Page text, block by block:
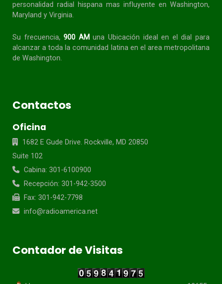
personalidad radial
hispana mas influyente en Washington,
Maryland y Virginia.
Su frecuencia, 900 AM una Ubicación ideal en el dial para
alcanzar a toda lacomunidad latina en el area metropolitana
de Washington.
Contactos
Oficina
1682 E Gude Drive. Rockville, MD 20850
Suite 102
Cabina: 301-6100900
Recepción: 301-942-3500
Fax: 301-942-7798
info@radioamerica.net
Contador de Visitas